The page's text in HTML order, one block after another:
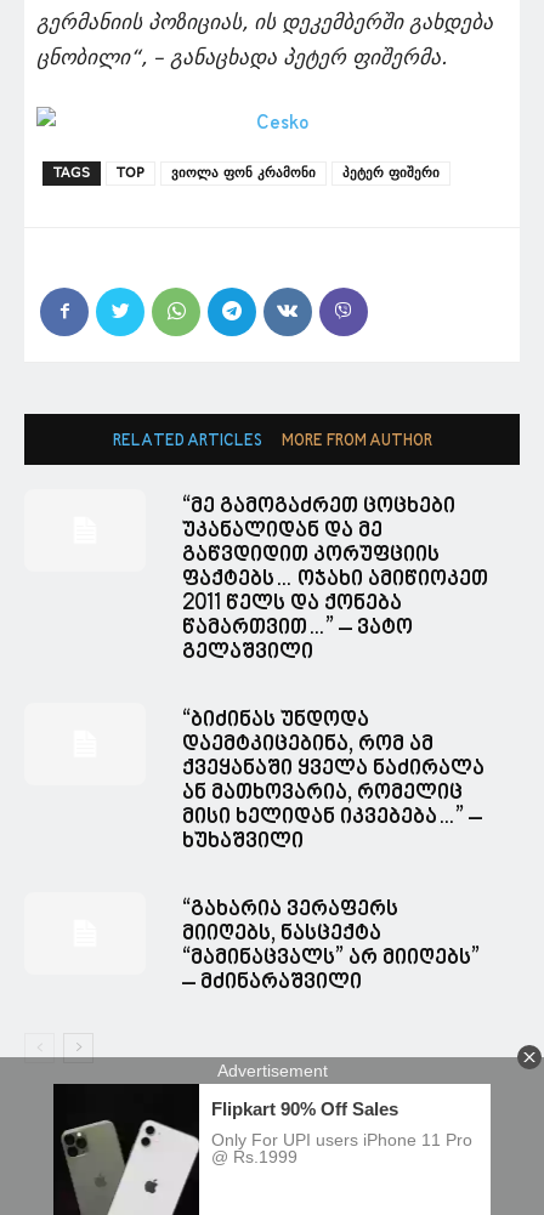
გერმანიის პოზიციას, ის დეკემბერში გახდება
ცნობილი“, – განაცხადა პეტერ ფიშერმა.
TAGS TOP ვიოლა ფონ კრამონი პეტერ ფიშერი
RELATED ARTICLES MORE FROM AUTHOR
“მე გამოგაძრეთ ცოცხები
უკანალიდან და მე
გაწვდიდით კორუფციის
ფაქტებს… ოჯახი ამიწიოკეთ
2011 წელს და ქონება
წამართვით…” – ვატო
გელაშვილი
“ბიძინას უნდოდა
დაემტკიცებინა, რომ ამ
ქვეყანაში ყველა ნაძირალა
ან მათხოვარია, რომელიც
მისი ხელიდან იკვებება…” –
ხუხაშვილი
“გახარია ვერაფერს
მიიღებს, ნასცექტა
“მამინაცვალს” არ მიიღებს”
– მძინარაშვილი
© Spacesnews • სფეისნიუსი